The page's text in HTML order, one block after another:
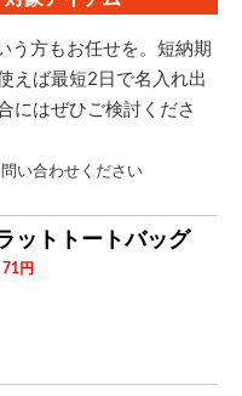
う方もお任せを。短納期
えば最短2日で名入れ出
にはぜひご検討くださ
い合わせください
ットトートバッグ
71 円